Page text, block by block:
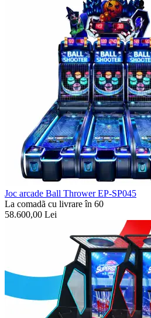
Joc arcade Ball Thrower EP-SP045
La comadã cu livrare în 60
58.600,00 Lei